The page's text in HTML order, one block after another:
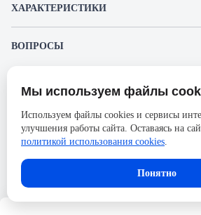
ХАРАКТЕРИСТИКИ
Производитель
Серия
Номинальный ток
Напряжение, В
Количество полюсов
ВОПРОСЫ
Пожалуйста, авторизуйтесь,
возможность оставлять вопросы.
Представленные изображения и характеристики
без предварительного уведомления. Компания
ответственности в случае не соответствия текущей
размещённым в карточке товара.
Мы используем файлы
Используем файлы cookies и сервисы
улучшения работы сайта. Оставаясь на
политикой использования cookies.
Понятно